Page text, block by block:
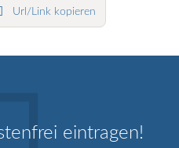
Url/Link kopieren
eintragen!